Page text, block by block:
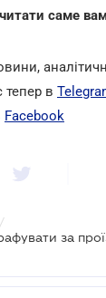
саме
тепер в
Facebook
/